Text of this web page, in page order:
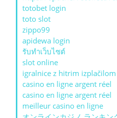
totobet login
toto slot
zippo99
apidewa login
รับทําเว็บไซต์
slot online
igralnice z hitrim izplačilom
casino en ligne argent réel
casino en ligne argent réel
meilleur casino en ligne